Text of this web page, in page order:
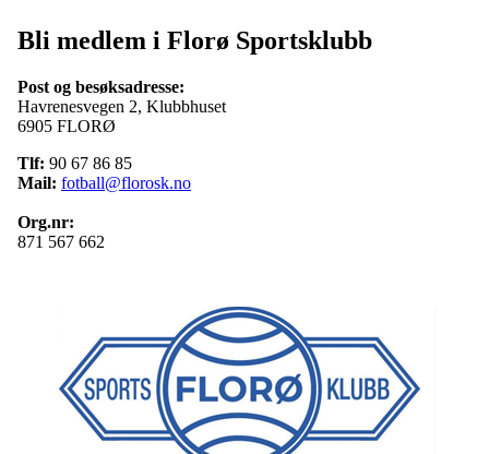
Bli medlem i Florø Sportsklubb
Post og besøksadresse:
Havrenesvegen 2, Klubbhuset
6905 FLORØ
Tlf: 90 67 86 85
Mail: fotball@florosk.no
Org.nr:
871 567 662